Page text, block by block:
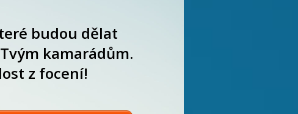
budou dělat
kamarádům.
z focení!